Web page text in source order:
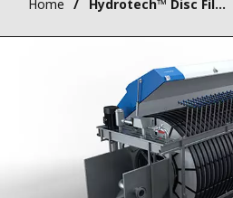
Home Hydrotech™ Disc Filter